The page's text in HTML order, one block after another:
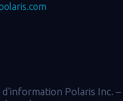
Polaris Inc. –